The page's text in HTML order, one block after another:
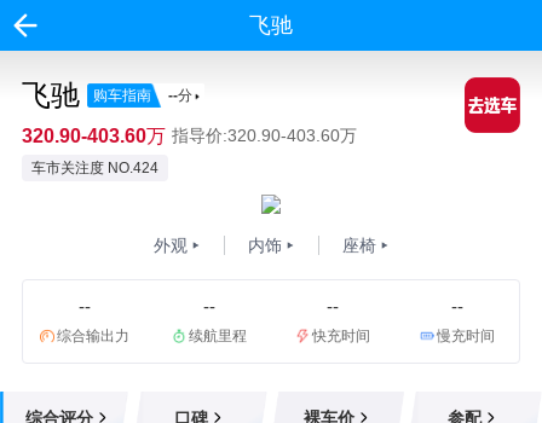
飞驰
飞驰 购车指南 --分
320.90-403.60万 指导价:320.90-403.60万
车市关注度 NO.424
外观 内饰 座椅
--
综合输出力
--
续航里程
--
快充时间
--
慢充时间
综合评分 口碑 裸车价 参配